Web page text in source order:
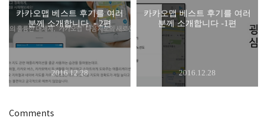
카카오맵 베스트 후기를 여러
분께 소개합니다. - 2편
2016.12.28
카카오맵 베스트 후기를 여러
분께 소개합니다 -1편
2016.12.28
Comments